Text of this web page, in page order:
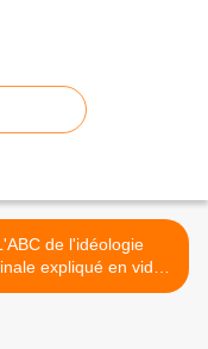
de l'idéologie
expliqué en vidéo
par ce pédiatre >